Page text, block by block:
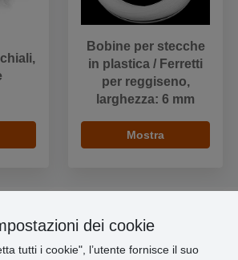
Bobine per stecche
in plastica / Ferretti
per reggiseno,
larghezza: 6 mm
Mostra
dei cookie
tutti i cookie", l’utente fornisce il suo